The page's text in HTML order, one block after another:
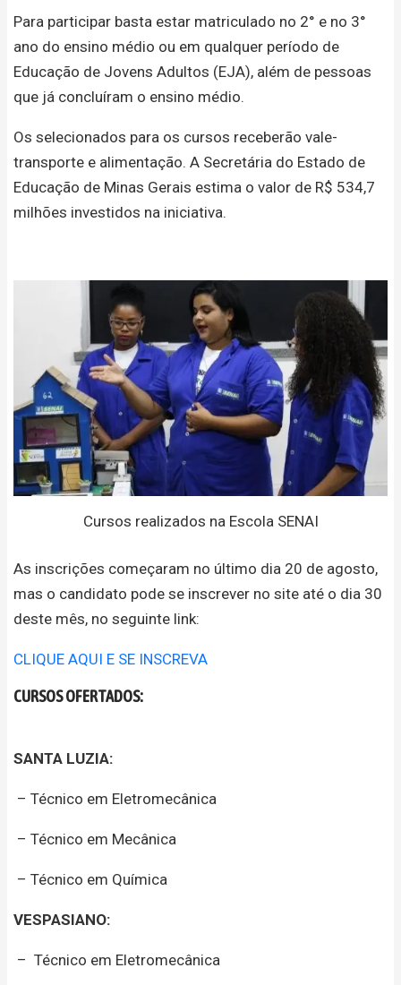
Para participar basta estar matriculado no 2° e no 3°
ano do ensino médio ou em qualquer período de
Educação de Jovens Adultos (EJA), além de pessoas
que já concluíram o ensino médio.
Os selecionados para os cursos receberão vale-
transporte e alimentação. A Secretária do Estado de
Educação de Minas Gerais estima o valor de R$ 534,7
milhões investidos na iniciativa.
Cursos realizados na Escola SENAI
As inscrições começaram no último dia 20 de agosto,
mas o candidato pode se inscrever no site até o dia 30
deste mês, no seguinte link:
CLIQUE AQUI E SE INSCREVA
CURSOS OFERTADOS:
SANTA LUZIA:
– Técnico em Eletromecânica
– Técnico em Mecânica
– Técnico em Química
VESPASIANO:
– Técnico em Eletromecânica